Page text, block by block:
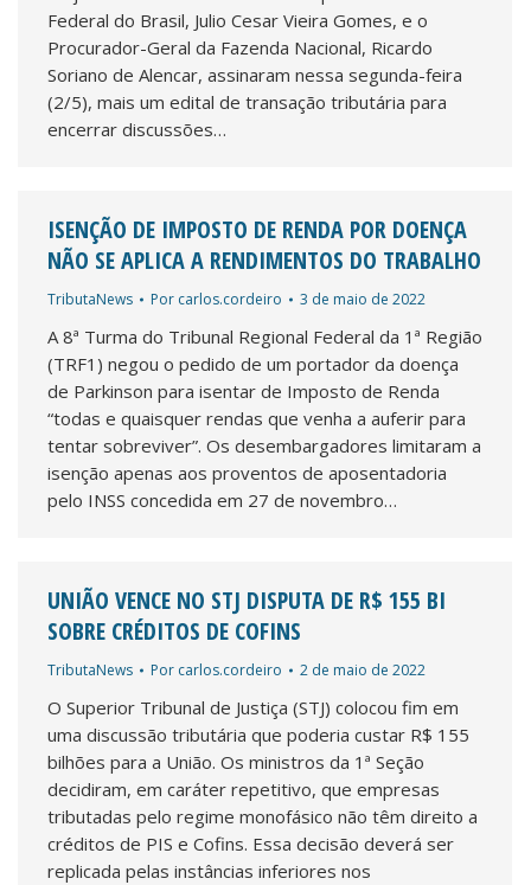
Federal do Brasil, Julio Cesar Vieira Gomes, e o
Procurador-Geral da Fazenda Nacional, Ricardo
Soriano de Alencar, assinaram nessa segunda-feira
(2/5), mais um edital de transação tributária para
encerrar discussões…
ISENÇÃO DE IMPOSTO DE RENDA POR DOENÇA
NÃO SE APLICA A RENDIMENTOS DO TRABALHO
TributaNews Por carlos.cordeiro 3 de maio de 2022
A 8ª Turma do Tribunal Regional Federal da 1ª Região
(TRF1) negou o pedido de um portador da doença
de Parkinson para isentar de Imposto de Renda
“todas e quaisquer rendas que venha a auferir para
tentar sobreviver”. Os desembargadores limitaram a
isenção apenas aos proventos de aposentadoria
pelo INSS concedida em 27 de novembro…
UNIÃO VENCE NO STJ DISPUTA DE R$ 155 BI
SOBRE CRÉDITOS DE COFINS
TributaNews Por carlos.cordeiro 2 de maio de 2022
O Superior Tribunal de Justiça (STJ) colocou fim em
uma discussão tributária que poderia custar R$ 155
bilhões para a União. Os ministros da 1ª Seção
decidiram, em caráter repetitivo, que empresas
tributadas pelo regime monofásico não têm direito a
créditos de PIS e Cofins. Essa decisão deverá ser
replicada pelas instâncias inferiores nos